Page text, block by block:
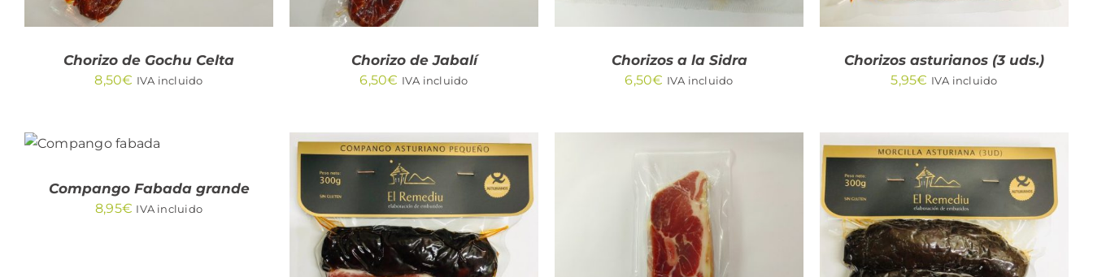
Chorizo de Gochu Celta
8,50€ IVA incluido
Chorizo de Jabalí
6,50€ IVA incluido
Chorizos a la Sidra
6,50€ IVA incluido
Chorizos asturianos (3 uds.)
5,95€ IVA incluido
CARRITO
QUICK
Compango Fabada grande
8,95€ IVA incluido
AÑADIR AL CARRITO
/
QUICK VIEW
AÑADIR AL CARRITO
QUICK VIEW
AÑADIR AL CARRITO
/
QUICK VIEW